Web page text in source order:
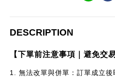
DESCRIPTION
【下單前注意事項｜避免交
1.
無法改單與併單：訂單成立